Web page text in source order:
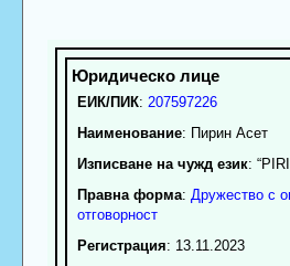
ЕИК/ПИК: 207597226
Наименование: Пирин Асет
Изписване на чужд език:
Правна форма: Дружество с
отговорност
Регистрация: 13.11.2023